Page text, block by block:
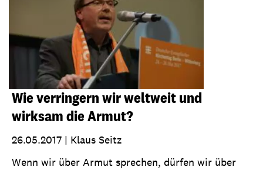
Wie verringern wir weltweit und
wirksam die Armut?
26.05.2017 | Klaus Seitz
Wenn wir über Armut sprechen, dürfen wir über